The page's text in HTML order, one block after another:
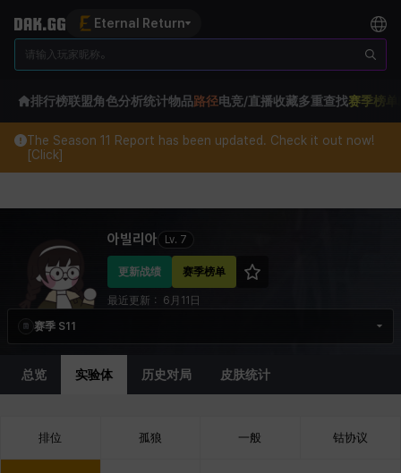
Eternal Return
排行榜联盟角色分析统计物品路径电竞/直播收藏多重查找赛季榜单
The Season 11 Report has been updated. Check it out now!
[Click]
아빌리아
Lv. 7
更新战绩 赛季榜单
最近更新： 6月11日
赛季 S11
总览 实验体 历史对局 皮肤统计
排位 孤狼 一般 钴协议